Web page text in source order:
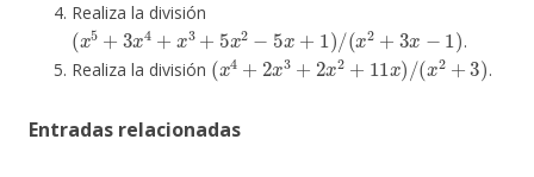
Realiza la división
(x5+3x4+x3+5 2 5 1 + 3 x −
.
Realiza la división
(x4 x3+ 2 x2+11 / x2+ 3)
.
Entradas relacionadas